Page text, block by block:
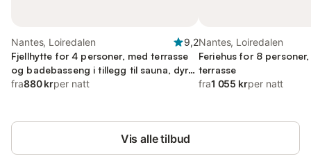
Nantes, Loiredalen
9,2
Fjellhytte for 4 personer, med terrasse
og badebasseng i tillegg til sauna, dyr
tillatt
fra880 krper natt
Nantes, Loiredalen
Feriehus for 8
terrasse
fra1 055 krper natt
Vis alle tilbud